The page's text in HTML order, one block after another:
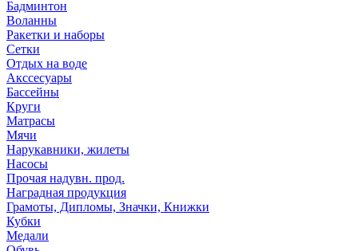
Бадминтон
Воланны
Ракетки и наборы
Сетки
Отдых на воде
Акссесуары
Бассейны
Круги
Матрасы
Мячи
Нарукавники, жилеты
Насосы
Прочая надувн. прод.
Наградная продукция
Грамоты, Дипломы, Значки, Книжки
Кубки
Медали